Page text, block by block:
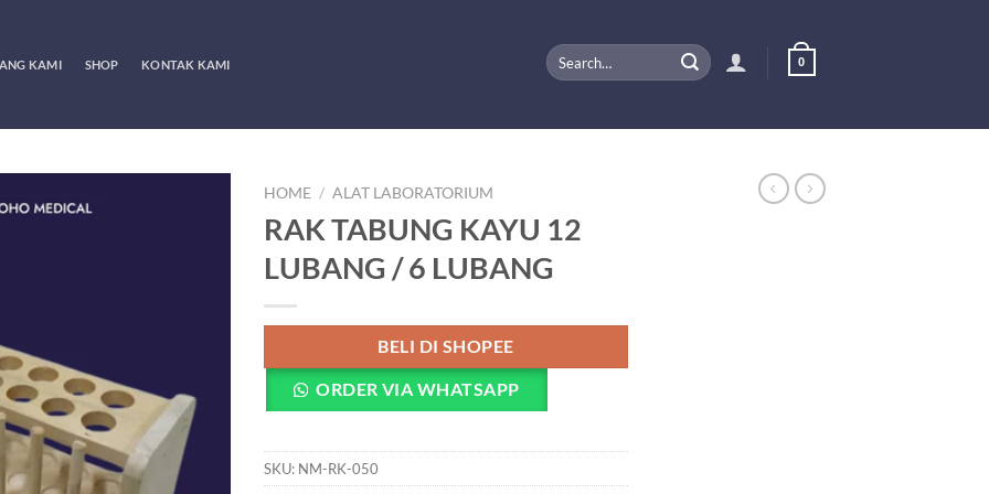
KAMI SHOP KONTAK KAMI
Search
for:
0
HOME / ALAT LABORATORIUM
RAK TABUNG KAYU 12
LUBANG / 6 LUBANG
BELI DI SHOPEE
ORDER VIA WHATSAPP
SKU: NM-RK-050